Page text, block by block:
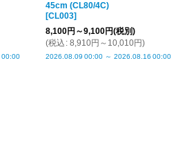
00:00
45cm (CL80/4C)
[CL003]
8,100円 ～9,100円(税別)
(税込 : 8,910円 ～10,010円)
2026.08.09 00:00 ～ 2026.08.16 00:00